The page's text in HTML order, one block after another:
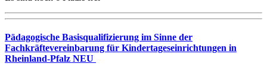
Pädagogische Basisqualifizierung im Sinne der
Fachkräftevereinbarung für Kindertageseinrichtungen in
Rheinland-Pfalz NEU